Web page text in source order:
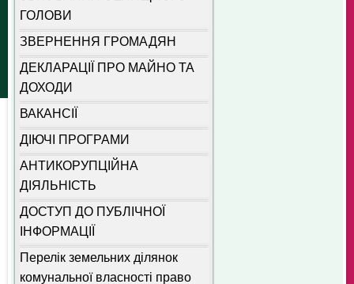
ГОЛОВИ
ЗВЕРНЕННЯ ГРОМАДЯН
ДЕКЛАРАЦІЇ ПРО МАЙНО ТА
ДОХОДИ
ВАКАНСІЇ
ДІЮЧІ ПРОГРАМИ
АНТИКОРУПЦІЙНА
ДІЯЛЬНІСТЬ
ДОСТУП ДО ПУБЛІЧНОЇ
ІНФОРМАЦІЇ
Перелік земельних ділянок
комунальної власності право